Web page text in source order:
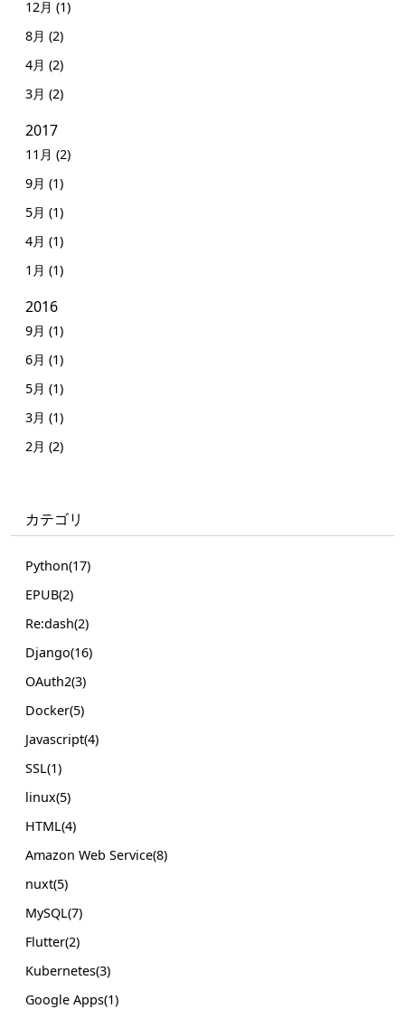
12月 (1)
8月 (2)
4月 (2)
3月 (2)
2017
11月 (2)
9月 (1)
5月 (1)
4月 (1)
1月 (1)
2016
9月 (1)
6月 (1)
5月 (1)
3月 (1)
2月 (2)
カテゴリ
Python(17)
EPUB(2)
Re:dash(2)
Django(16)
OAuth2(3)
Docker(5)
Javascript(4)
SSL(1)
linux(5)
HTML(4)
Amazon Web Service(8)
nuxt(5)
MySQL(7)
Flutter(2)
Kubernetes(3)
Google Apps(1)